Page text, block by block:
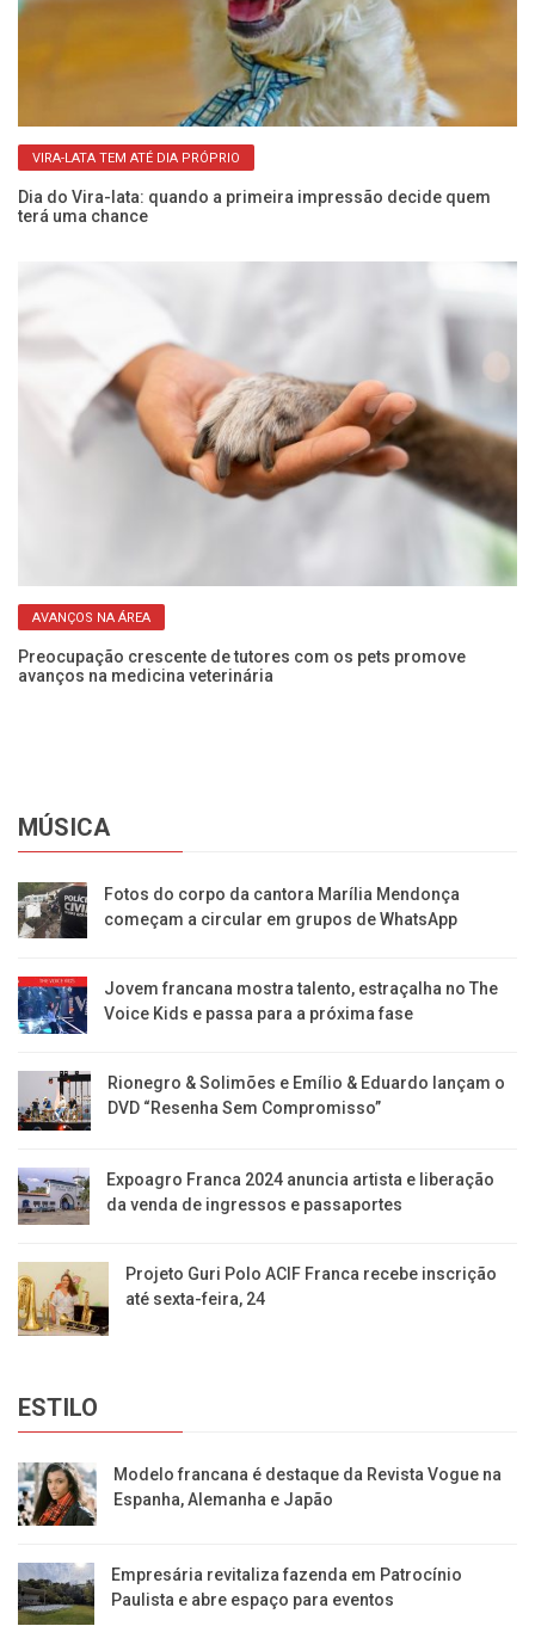
VIRA-LATA TEM ATÉ DIA PRÓPRIO
Dia do Vira-lata: quando a primeira impressão decide quem
terá uma chance
AVANÇOS NA ÁREA
Preocupação crescente de tutores com os pets promove
avanços na medicina veterinária
MÚSICA
Fotos do corpo da cantora Marília Mendonça
começam a circular em grupos de WhatsApp
Jovem francana mostra talento, estraçalha no The
Voice Kids e passa para a próxima fase
Rionegro & Solimões e Emílio & Eduardo lançam o
DVD “Resenha Sem Compromisso”
Expoagro Franca 2024 anuncia artista e liberação
da venda de ingressos e passaportes
Projeto Guri Polo ACIF Franca recebe inscrição
até sexta-feira, 24
ESTILO
Modelo francana é destaque da Revista Vogue na
Espanha, Alemanha e Japão
Empresária revitaliza fazenda em Patrocínio
Paulista e abre espaço para eventos